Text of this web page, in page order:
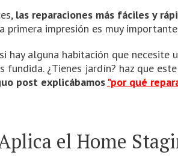
las reparaciones más fáciles y
primera impresión es muy
hay alguna habitación que
fundida. ¿Tienes jardín? haz que
post explicábamos "por qué
el Home